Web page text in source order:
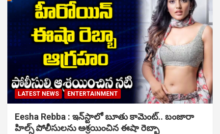
LATEST NEWS ENTERTAINMENT
Eesha Rebba : ఇన్‌స్టాలో బూతు కామెంట్.. బంజారా
హిల్స్ పోలీసులను ఆశ్రయించిన ఈషా రెబ్బా